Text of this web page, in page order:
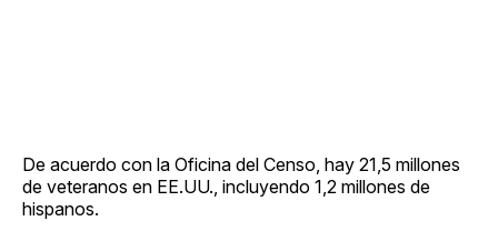
De acuerdo con la Oficina del Censo, hay 21,5 millones
de veteranos en EE.UU., incluyendo 1,2 millones de
hispanos.